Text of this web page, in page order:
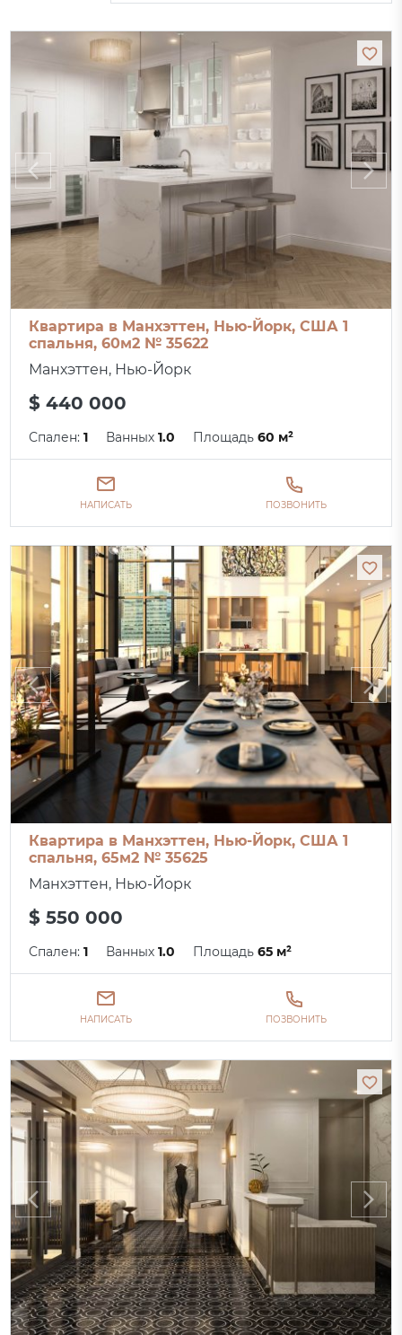
Квартира в Манхэттен, Нью-Йорк, США 1
спальня, 60м2 № 35622
Манхэттен, Нью-Йорк
$ 440 000
Спален:1 Ванных1.0 Площадь60 м²
НАПИСАТЬ ПОЗВОНИТЬ
Квартира в Манхэттен, Нью-Йорк, США 1
спальня, 65м2 № 35625
Манхэттен, Нью-Йорк
$ 550 000
Спален:1 Ванных1.0 Площадь65 м²
НАПИСАТЬ ПОЗВОНИТЬ